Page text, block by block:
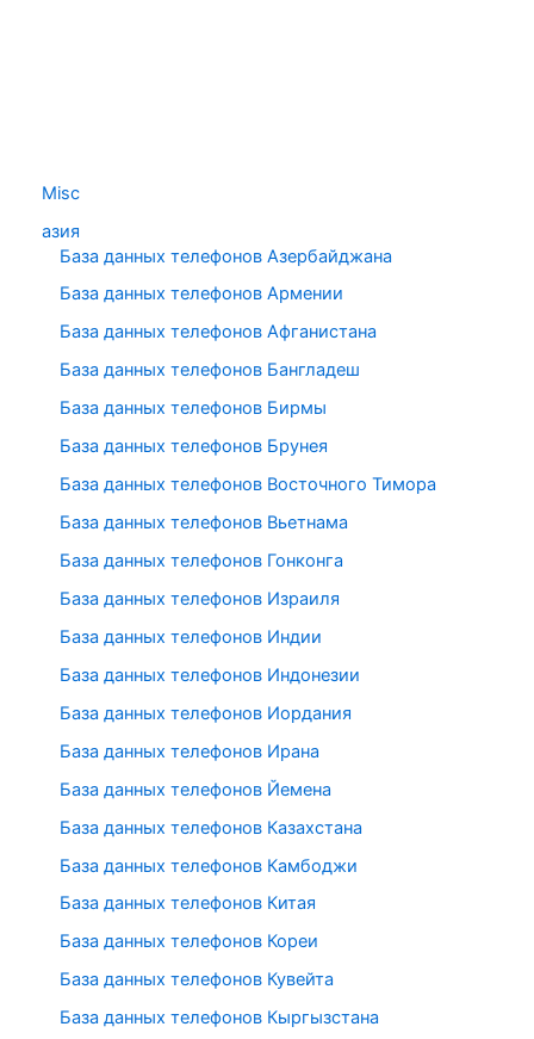
Misc
азия
База данных телефонов Азербайджана
База данных телефонов Армении
База данных телефонов Афганистана
База данных телефонов Бангладеш
База данных телефонов Бирмы
База данных телефонов Брунея
База данных телефонов Восточного Тимора
База данных телефонов Вьетнама
База данных телефонов Гонконга
База данных телефонов Израиля
База данных телефонов Индии
База данных телефонов Индонезии
База данных телефонов Иордания
База данных телефонов Ирана
База данных телефонов Йемена
База данных телефонов Казахстана
База данных телефонов Камбоджи
База данных телефонов Китая
База данных телефонов Кореи
База данных телефонов Кувейта
База данных телефонов Кыргызстана